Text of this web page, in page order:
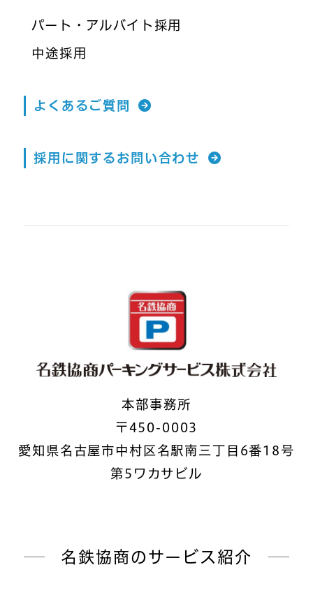
パート・アルバイト採用
中途採用
よくあるご質問
採用に関するお問い合わせ
本部事務所
〒450-0003
愛知県名古屋市中村区名駅南三丁目6番18号
第5ワカサビル
名鉄協商のサービス紹介